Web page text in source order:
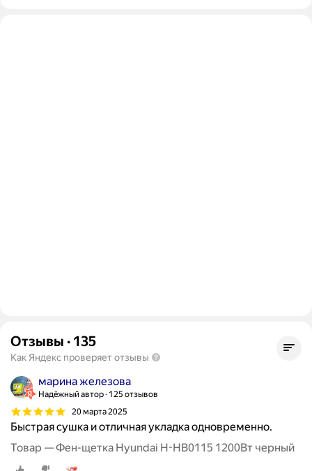
Отзывы · 135
Как Яндекс проверяет отзывы
марина железова
Надёжный автор 125 отзывов
20 марта 2025
Быстрая сушка и отличная укладка одновременно.
Товар — Фен-щетка Hyundai H-HB0115 1200Вт черный